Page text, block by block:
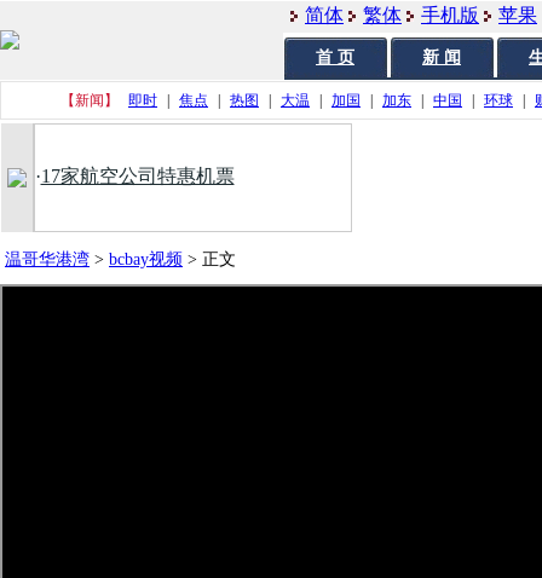
简体 繁体 手机版 苹果
首 页 新 闻
【新闻】 即时 焦点 热图 大温 加国 加东 中国 环球
·17家航空公司特惠机票
温哥华港湾 > bcbay视频 > 正文